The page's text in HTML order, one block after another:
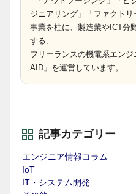
ジニアリング」「ファクト
事業を柱に、製造業やICT分
する、
フリーランスの機電系エン
AID」を運営しています。
記事カテゴリー
エンジニア情報コラム
IoT
IT・システム開発